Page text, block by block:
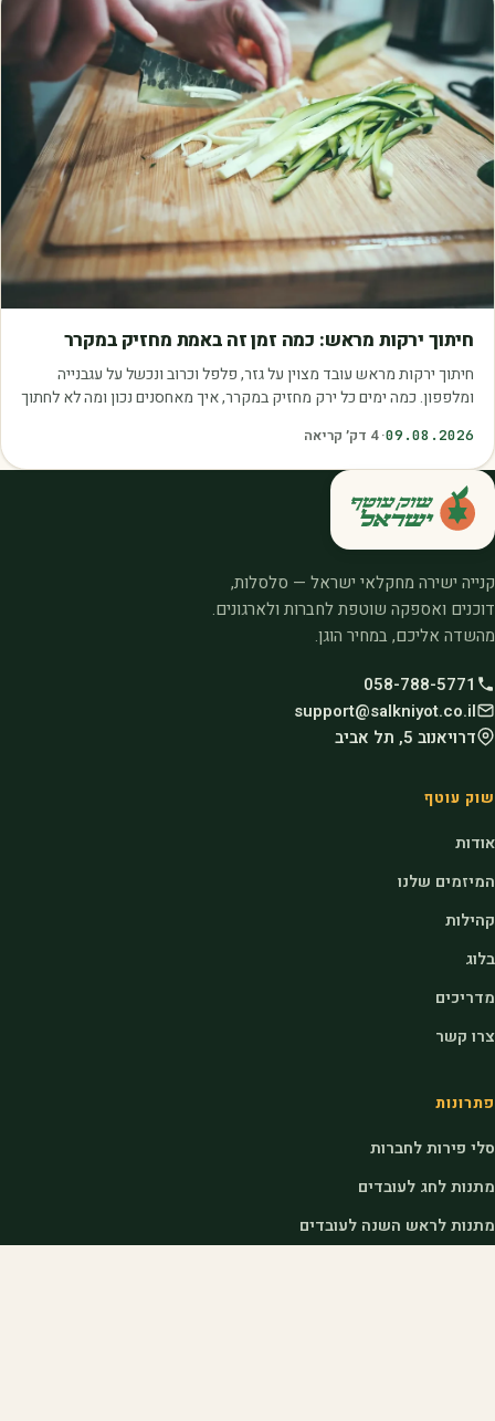
חיתוך ירקות מראש: כמה זמן זה באמת מחזיק במקרר
חיתוך ירקות מראש עובד מצוין על גזר, פלפל וכרוב ונכשל על עגבנייה
ומלפפון. כמה ימים כל ירק מחזיק במקרר, איך מאחסנים נכון ומה לא לחתוך
09.08.2026
·
4 דק׳ קריאה
קנייה ישירה מחקלאי ישראל — סלסלות,
דוכנים ואספקה שוטפת לחברות ולארגונים.
מהשדה אליכם, במחיר הוגן.
058-788-5771
support@salkniyot.co.il
דרויאנוב 5, תל אביב
שוק עוטף
אודות
המיזמים שלנו
קהילות
בלוג
מדריכים
צרו קשר
פתרונות
סלי פירות לחברות
מתנות לחג לעובדים
מתנות לראש השנה לעובדים